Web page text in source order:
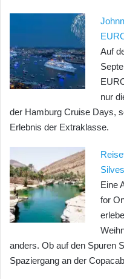
Auf
nur
der Hamburg Cruise Days,
Erlebnis der Extraklasse.
Eine
for
anders. Ob auf den Spuren
Spaziergang an der